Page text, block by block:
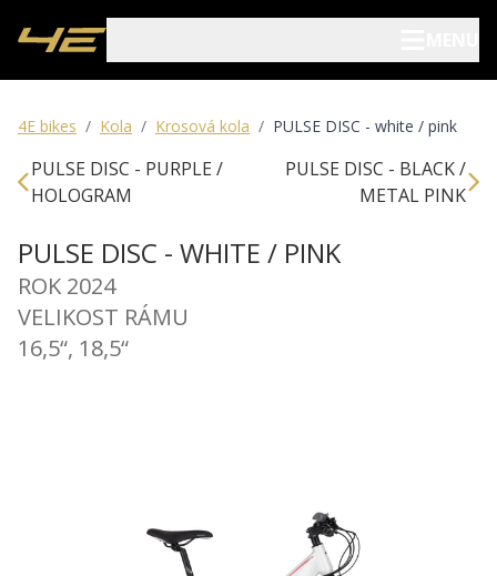
Kola
Prodejci
Blog
4E bikes / Kola / Krosová kola / PULSE DISC - white / pink
PULSE DISC - PURPLE /
HOLOGRAM
PULSE DISC - BLACK /
METAL PINK
PULSE DISC - WHITE / PINK
ROK 2024
VELIKOST RÁMU
16,5“, 18,5“